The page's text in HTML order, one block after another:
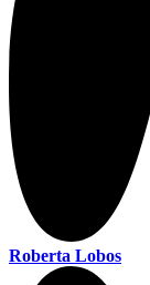
Roberta Lobos